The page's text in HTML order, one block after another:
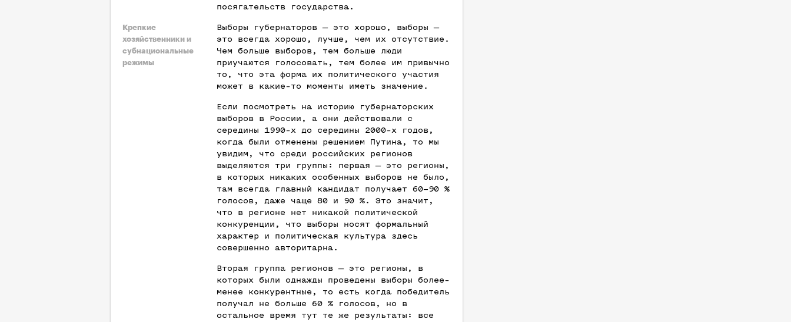
посягательств государства.
Крепкие
хозяйственники и
субнациональные
режимы
Выборы губернаторов — это хорошо, выборы —
это всегда хорошо, лучше, чем их отсутствие.
Чем больше выборов, тем больше люди
приучаются голосовать, тем более им привычно
то, что эта форма их политического участия
может в какие-то моменты иметь значение.
Если посмотреть на историю губернаторских
выборов в России, а они действовали с
середины 1990-х до середины 2000-х годов,
когда были отменены решением Путина, то мы
увидим, что среди российских регионов
выделяются три группы: первая — это регионы,
в которых никаких особенных выборов не было,
там всегда главный кандидат получает 60–90 %
голосов, даже чаще 80 и 90 %. Это значит,
что в регионе нет никакой политической
конкуренции, что выборы носят формальный
характер и политическая культура здесь
совершенно авторитарна.
Вторая группа регионов — это регионы, в
которых были однажды проведены выборы более-
менее конкурентные, то есть когда победитель
получал не больше 60 % голосов, но в
остальное время тут те же результаты: все